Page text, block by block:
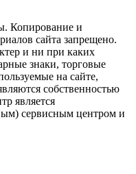
Копирование и
сайта запрещено.
и ни при каких
знаки, торговые
на сайте,
собственностью
является
сервисным центром и